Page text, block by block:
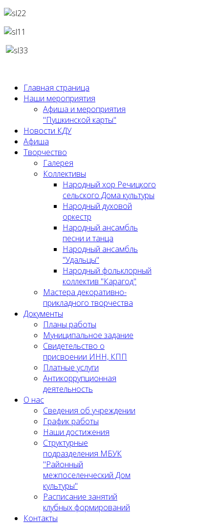
Главная страница
Наши мероприятия
Афиша и мероприятия
"Пушкинской карты"
Новости КДУ
Афиша
Творчество
Галерея
Коллективы
Народный хор Речицкого
сельского Дома культуры
Народный духовой
оркестр
Народный ансамбль
песни и танца
Народный ансамбль
"Удальцы"
Народный фольклорный
коллектив "Карагод"
Мастера декоративно-
прикладного творчества
Документы
Планы работы
Муниципальное задание
Cвидетельство о
присвоении ИНН, КПП
Платные услуги
Антикоррупционная
деятельность
О нас
Сведения об учреждении
График работы
Наши достижения
Структурные
подразделения МБУК
"Районный
межпоселенческий Дом
культуры"
Расписание занятий
клубных формирований
Контакты